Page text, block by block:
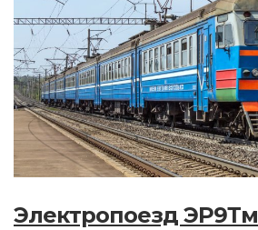
Электропоезд ЭР9Тм